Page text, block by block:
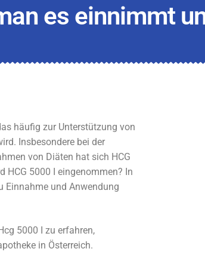
es einnimmt
häufig zur Unterstützung von
Insbesondere bei der
von Diäten hat sich HCG
HCG 5000 I eingenommen? In
Einnahme und Anwendung
5000 I zu erfahren,
in Österreich.